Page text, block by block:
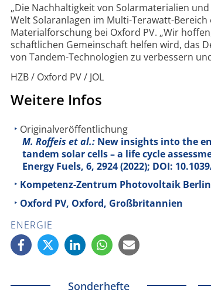
„Die Nachhaltigkeit von Solar­materialien
Welt Solaranlagen im Multi-Terawatt-
Material­forschung bei Oxford PV. „Wir
schaftlichen Gemeinschaft helfen wird, das
von Tandem-Techno­logien zu verbessern
HZB / Oxford PV / JOL
Weitere Infos
Originalveröffentlichung
M. Roffeis et al.: New insights into the
tandem solar cells – a life cycle
Energy Fuels, 6, 2924 (2022); DOI:
Kompetenz-Zentrum Photovoltaik
Oxford PV, Oxford, Großbritannien
ENERGIE
Sonderhefte